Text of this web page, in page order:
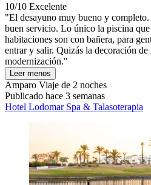
10/10 Excelente
"El desayuno muy bueno y
buen servicio. Lo único la piscina
habitaciones son con bañera, para
entrar y salir. Quizás la decoración de
modernización."
Leer menos
Amparo Viaje de 2 noches
Publicado hace 3 semanas
Hotel Lodomar Spa & Talasoterapia